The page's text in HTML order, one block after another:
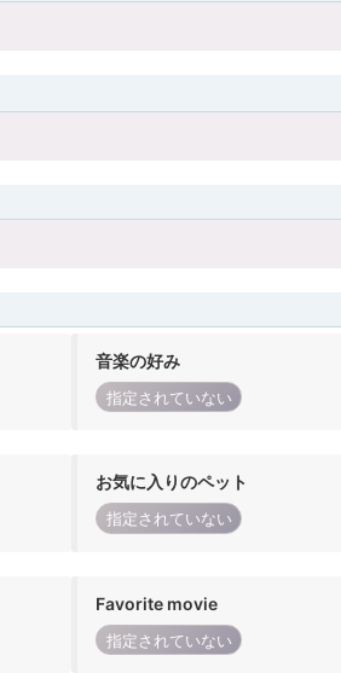
音楽の好み
指定されていない
お気に入りのペット
指定されていない
Favorite movie
指定されていない